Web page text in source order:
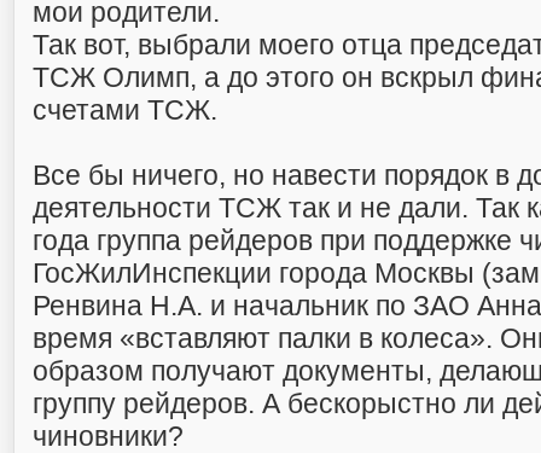
мои родители.
Так вот, выбрали моего отца
ТСЖ Олимп, а до этого он вскрыл
счетами ТСЖ.
Все бы ничего, но навести порядок в
деятельности ТСЖ так и не дали. Так
года группа рейдеров при поддержке
ГосЖилИнспекции города Москвы
Ренвина Н.А. и начальник по ЗАО
время «вставляют палки в колеса».
образом получают документы,
группу рейдеров. А бескорыстно ли
чиновники?